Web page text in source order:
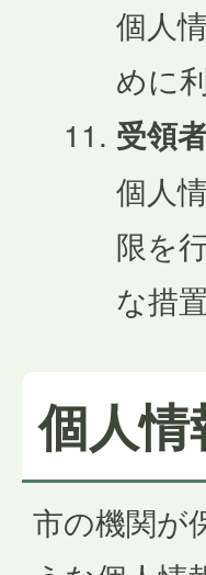
個人
めに
受領
個人
限を
な措
個人
市の機関が